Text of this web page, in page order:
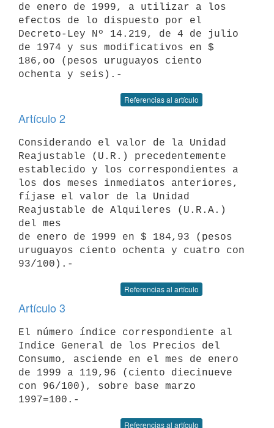
de enero de 1999, a utilizar a los
efectos de lo dispuesto por el
Decreto-Ley Nº 14.219, de 4 de julio
de 1974 y sus modificativos en $
186,oo (pesos uruguayos ciento
Referencias al artículo
Artículo 2
Considerando el valor de la Unidad
Reajustable (U.R.) precedentemente
establecido y los correspondientes a
los dos meses inmediatos anteriores,
fíjase el valor de la Unidad
Reajustable de Alquileres (U.R.A.)
del mes
de enero de 1999 en $ 184,93 (pesos
uruguayos ciento ochenta y cuatro con
Referencias al artículo
Artículo 3
El número índice correspondiente al
Indice General de los Precios del
Consumo, asciende en el mes de enero
de 1999 a 119,96 (ciento diecinueve
con 96/100), sobre base marzo
Referencias al artículo